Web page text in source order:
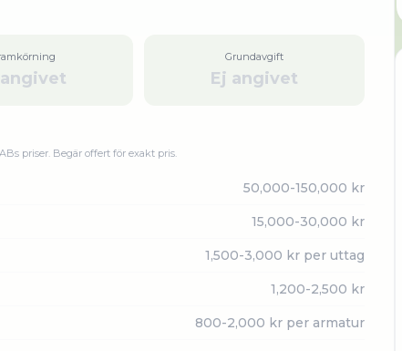
Grundavgift
Ej angivet
s priser. Begär offert för exakt pris.
50,000-150,000 kr
15,000-30,000 kr
1,500-3,000 kr per uttag
1,200-2,500 kr
800-2,000 kr per armatur